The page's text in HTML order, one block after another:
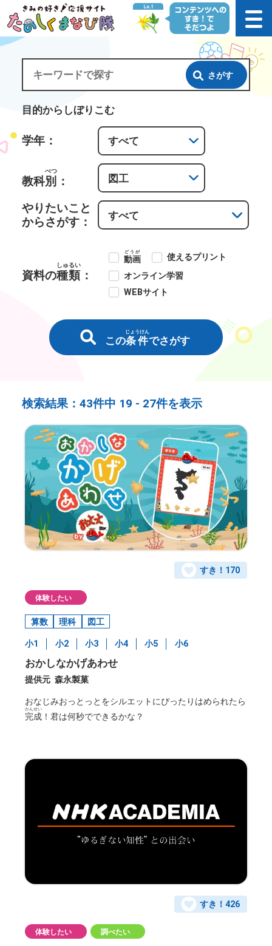
さがす
目的からしぼりこむ
学年：
教科別
べつ
：
やりたいこと
からさがす：
資料の種類
しゅるい
：
動画
どうが
使えるプリント
オンライン学習
WEBサイト
この条件
じょうけん
でさがす
検索結果： 43件中 19 - 27件を表示
すき！ 170
体験したい
算数 理科 図工
小1 小2 小3 小4 小5 小6
おかしなかげあわせ
提供元 森永製菓
おなじみおっとっとをシルエットにぴったりはめられたら
完成
かんせい
！君は何秒でできるかな？
すき！ 426
体験したい 調べたい